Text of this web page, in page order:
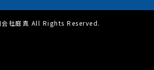
社庭真 All Rights Reserved.